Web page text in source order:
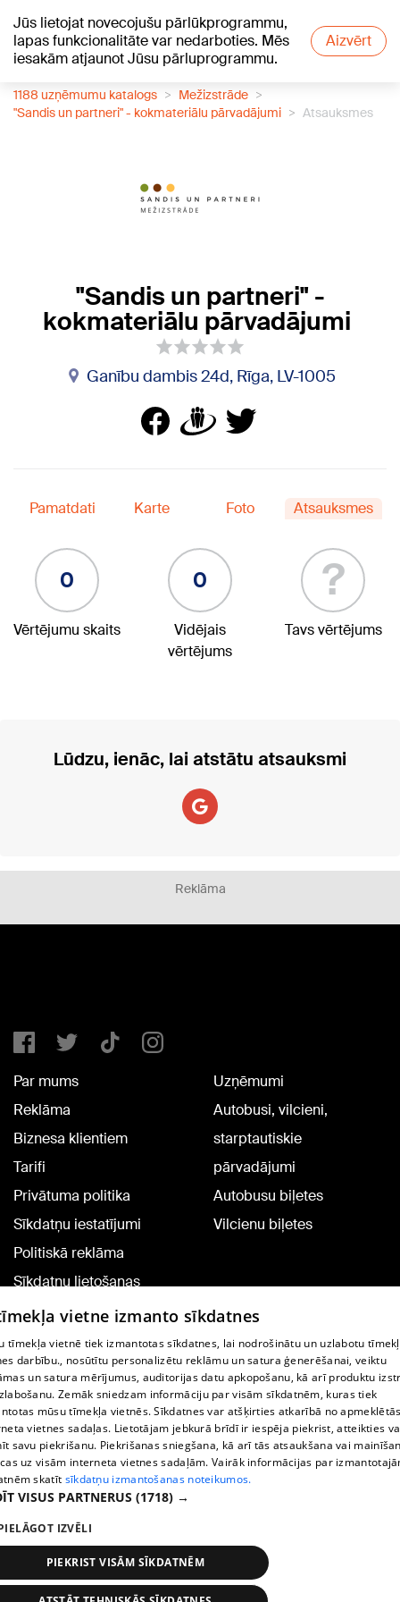
Jūs lietojat novecojušu pārlūkprogrammu,
lapas funkcionalitāte var nedarboties. Mēs
iesakām atjaunot Jūsu pārluprogrammu.
Aizvērt
+18°C
1188 uzņēmumu katalogs
Mežizstrāde
"Sandis un partneri" - kokmateriālu pārvadājumi
Atsauksmes
"Sandis un partneri" -
kokmateriālu pārvadājumi
Ganību dambis 24d, Rīga, LV-1005
Pamatdati Karte Foto Atsauksmes
0
Vērtējumu skaits
0
Vidējais
vērtējums
?
Tavs vērtējums
Lūdzu, ienāc, lai atstātu atsauksmi
Reklāma
Par mums
Reklāma
Biznesa klientiem
Tarifi
Privātuma politika
Sīkdatņu iestatījumi
Politiskā reklāma
Sīkdatņu lietošanas
noteikumi
Komentāru pievienošana
Uzņēmumi
Autobusi, vilcieni,
starptautiskie
pārvadājumi
Autobusu biļetes
Vilcienu biļetes
TV programma
Līguma noteikumi
360 Ziņu kontakti
Helio Media
Portāla palīdzības dienests: e-pasts -
All rights reserved.
vietne izmanto sīkdatnes
tīmekļa vietnē tiek izmantotas sīkdatnes, lai nodrošinātu un uzlabotu
darbību., nosūtītu personalizētu reklāmu un satura ģenerēšanai, veiktu
un satura mērījumus, auditorijas datu apkopošanu, kā arī produktu
Zemāk sniedzam informāciju par visām sīkdatnēm, kuras tiek
mūsu tīmekļa vietnēs. Sīkdatnes var atšķirties atkarībā no
vietnes sadaļas. Lietotājam jebkurā brīdī ir iespēja piekrist, atteikties
savu piekrišanu. Piekrišanas sniegšana, kā arī tās atsaukšana vai
uz visām interneta vietnes sadaļām. Vairāk informācijas par
skatīt sīkdatņu izmantošanas noteikumos.
VISUS PARTNERUS (1718) →
IZVĒLI
PIEKRIST VISĀM SĪKDATNĒM